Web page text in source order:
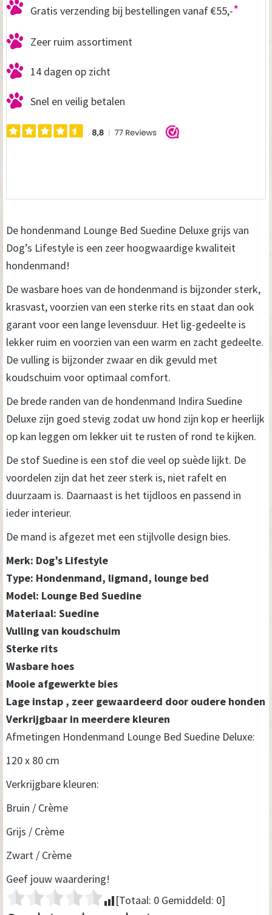
Gratis verzending bij bestellingen vanaf €55,-*
Zeer ruim assortiment
14 dagen op zicht
Snel en veilig betalen
De hondenmand Lounge Bed Suedine Deluxe grijs van
Dog’s Lifestyle is een zeer hoogwaardige kwaliteit
hondenmand!
De wasbare hoes van de hondenmand is bijzonder sterk,
krasvast, voorzien van een sterke rits en staat dan ook
garant voor een lange levensduur. Het lig-gedeelte is
lekker ruim en voorzien van een warm en zacht gedeelte.
De vulling is bijzonder zwaar en dik gevuld met
koudschuim voor optimaal comfort.
De brede randen van de hondenmand Indira Suedine
Deluxe zijn goed stevig zodat uw hond zijn kop er heerlijk
op kan leggen om lekker uit te rusten of rond te kijken.
De stof Suedine is een stof die veel op suède lijkt. De
voordelen zijn dat het zeer sterk is, niet rafelt en
duurzaam is. Daarnaast is het tijdloos en passend in
ieder interieur.
De mand is afgezet met een stijlvolle design bies.
Merk: Dog’s Lifestyle
Type: Hondenmand, ligmand, lounge bed
Model: Lounge Bed Suedine
Materiaal: Suedine
Vulling van koudschuim
Sterke rits
Wasbare hoes
Mooie afgewerkte bies
Lage instap , zeer gewaardeerd door oudere honden
Verkrijgbaar in meerdere kleuren
Afmetingen Hondenmand Lounge Bed Suedine Deluxe:
120 x 80 cm
Verkrijgbare kleuren:
Bruin / Crème
Grijs / Crème
Zwart / Crème
Geef jouw waardering!
[Totaal: 0 Gemiddeld: 0]